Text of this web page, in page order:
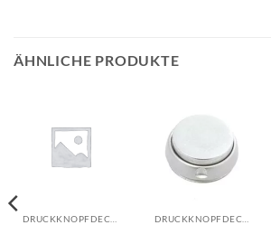
ÄHNLICHE PRODUKTE